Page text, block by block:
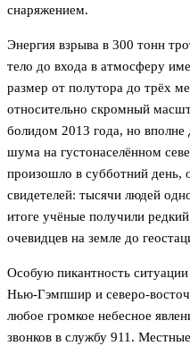
снаряжением.
Энергия взрыва в 300 тонн
тело до входа в атмосферу
размер от полутора до трёх
относительно скромный
болидом 2013 года, но
шума на густонаселённом
произошло в субботний день,
свидетелей: тысячи людей
итоге учёные получили
очевидцев на земле до
Особую пикантность
Нью-Гэмпшир и северо-
любое громкое небесное
звонков в службу 911.